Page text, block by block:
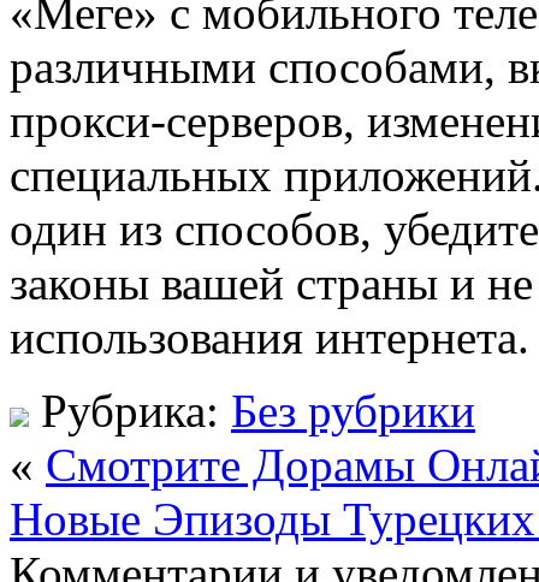
«Меге» с мобильного
различными способами,
прокси-серверов,
специальных
один из способов,
законы вашей страны и
использования интернета.
Рубрика: Без рубрики
« Смотрите Дорамы
Новые Эпизоды